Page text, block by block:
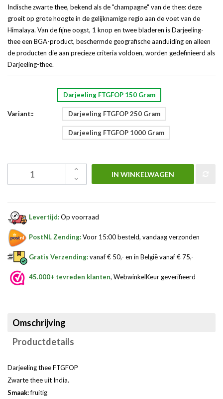
Indische zwarte thee, bekend als de "champagne" van de thee: deze
groeit op grote hoogte in de gelijknamige regio aan de voet van de
Himalaya. Van de fijne oogst, 1 knop en twee bladeren is Darjeeling-
thee een BGA-product, beschermde geografische aanduiding en alleen
de producten die aan precieze criteria voldoen, worden gedefinieerd als
Darjeeling-thee.
Variant::
Darjeeling FTGFOP 150 Gram
Darjeeling FTGFOP 250 Gram
Darjeeling FTGFOP 1000 Gram
IN WINKELWAGEN
Levertijd:Op voorraad
PostNL Zending:Voor 15:00 besteld, vandaag verzonden
Gratis Verzending:vanaf € 50,- en in België vanaf € 75,-
45.000+ tevreden klanten, WebwinkelKeur geverifieerd
Omschrijving
Productdetails
Darjeeling thee FTGFOP
Zwarte thee uit India.
Smaak:fruitig